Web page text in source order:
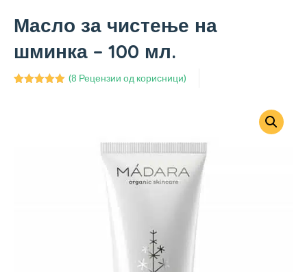
Масло за чистење на
шминка – 100 мл.
(8 Рецензии од корисници)